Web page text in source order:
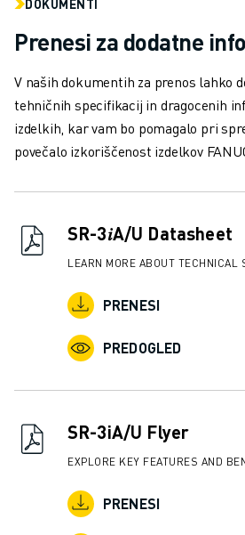
LOKACIJE
DOKUMENTI
Prenesi za dodatne
V naših dokumentih za prenos lahko
tehničnih specifikacij in dragocenih
izdelkih, kar vam bo pomagalo pri
povečalo izkoriščenost izdelkov
SR-3𝑖A/U Datasheet
LEARN MORE ABOUT TECHNICAL
PRENESI
PREDOGLED
SR-3iA/U Flyer
EXPLORE KEY FEATURES AND
PRENESI